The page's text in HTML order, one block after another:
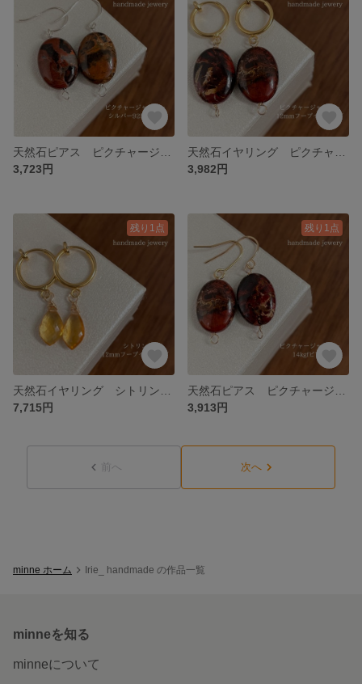
3,723円
3,982円
残り1点
7,715円
残り1点
3,913円
前へ 次へ
minne ホーム Irie_ handmade の作品一覧
minneを知る
minneについて